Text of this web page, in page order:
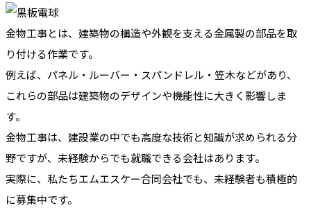
金物工事とは、建築物の構造や外観を支える金属製の部品を取
り付ける作業です。
例えば、パネル・ルーバー・スパンドレル・笠木などがあり、
これらの部品は建築物のデザインや機能性に大きく影響しま
す。
金物工事は、建設業の中でも高度な技術と知識が求められる分
野ですが、未経験からでも就職できる会社はあります。
実際に、私たちエムエスケー合同会社でも、未経験者も積極的
に募集中です。